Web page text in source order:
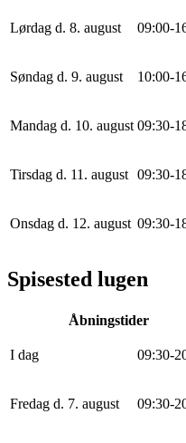
Lørdag d. 8. august 09:00-
Søndag d. 9. august 10:00-
Mandag d. 10. august 09:30-
Tirsdag d. 11. august 09:30-
Onsdag d. 12. august 09:30-
Spisested lugen
Åbningstider
I dag 09:30-
Fredag d. 7. august 09:30-